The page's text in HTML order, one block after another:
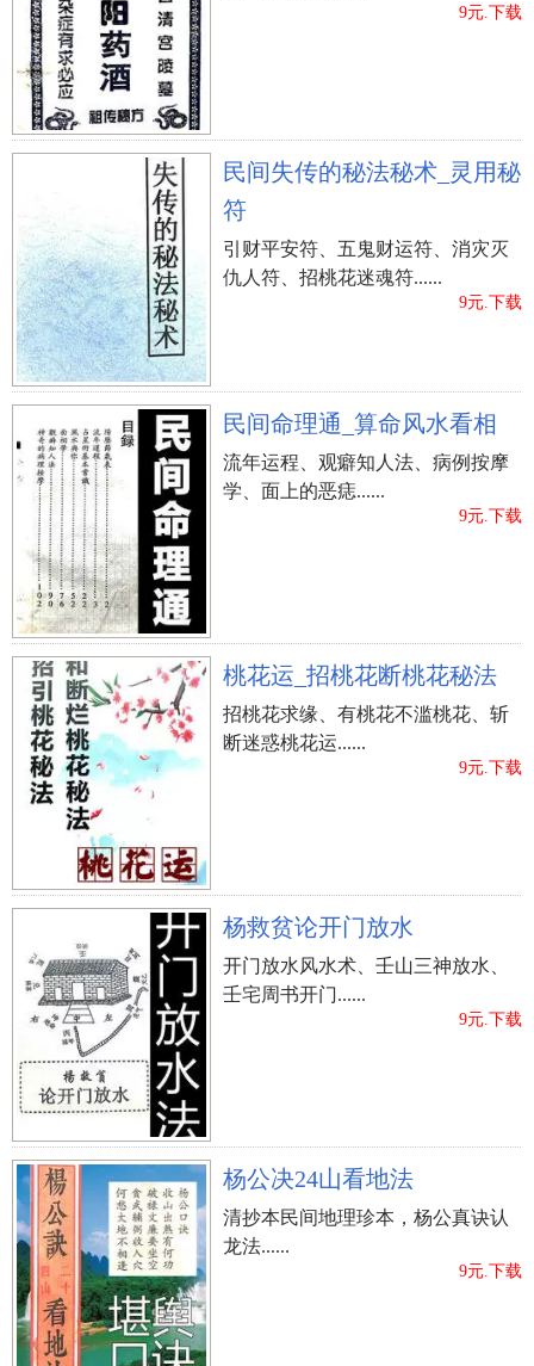
9元.下载
民间失传的秘法秘术_灵用秘
符
引财平安符、五鬼财运符、消灾灭
仇人符、招桃花迷魂符......
9元.下载
民间命理通_算命风水看相
流年运程、观癖知人法、病例按摩
学、面上的恶痣......
9元.下载
桃花运_招桃花断桃花秘法
招桃花求缘、有桃花不滥桃花、斩
断迷惑桃花运......
9元.下载
杨救贫论开门放水
开门放水风水术、壬山三神放水、
壬宅周书开门......
9元.下载
杨公决24山看地法
清抄本民间地理珍本，杨公真诀认
龙法......
9元.下载